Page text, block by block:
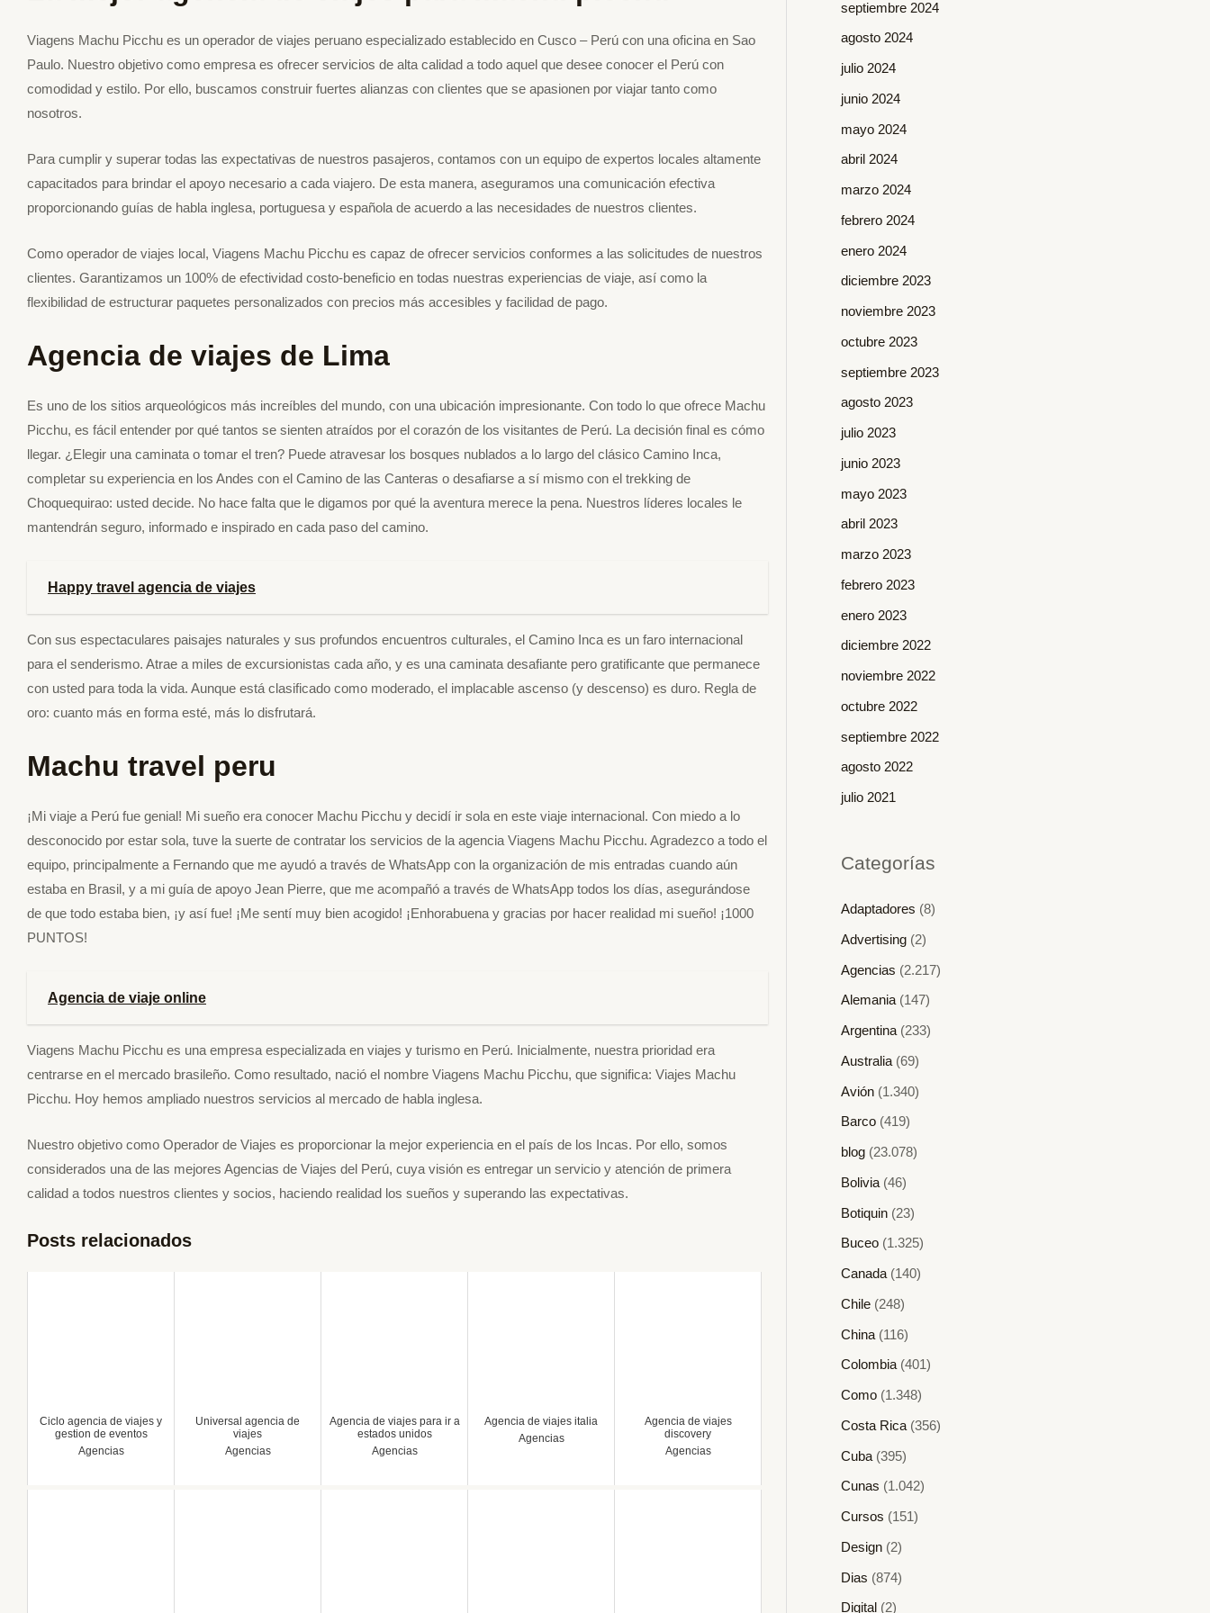
Viagens Machu Picchu es un operador de viajes peruano especializado establecido en Cusco – Perú con una oficina en Sao
Paulo. Nuestro objetivo como empresa es ofrecer servicios de alta calidad a todo aquel que desee conocer el Perú con
comodidad y estilo. Por ello, buscamos construir fuertes alianzas con clientes que se apasionen por viajar tanto como
nosotros.
Para cumplir y superar todas las expectativas de nuestros pasajeros, contamos con un equipo de expertos locales altamente
capacitados para brindar el apoyo necesario a cada viajero. De esta manera, aseguramos una comunicación efectiva
proporcionando guías de habla inglesa, portuguesa y española de acuerdo a las necesidades de nuestros clientes.
Como operador de viajes local, Viagens Machu Picchu es capaz de ofrecer servicios conformes a las solicitudes de nuestros
clientes. Garantizamos un 100% de efectividad costo-beneficio en todas nuestras experiencias de viaje, así como la
flexibilidad de estructurar paquetes personalizados con precios más accesibles y facilidad de pago.
Agencia de viajes de Lima
Es uno de los sitios arqueológicos más increíbles del mundo, con una ubicación impresionante. Con todo lo que ofrece Machu
Picchu, es fácil entender por qué tantos se sienten atraídos por el corazón de los visitantes de Perú. La decisión final es cómo
llegar. ¿Elegir una caminata o tomar el tren? Puede atravesar los bosques nublados a lo largo del clásico Camino Inca,
completar su experiencia en los Andes con el Camino de las Canteras o desafiarse a sí mismo con el trekking de
Choquequirao: usted decide. No hace falta que le digamos por qué la aventura merece la pena. Nuestros líderes locales le
mantendrán seguro, informado e inspirado en cada paso del camino.
Happy travel agencia de viajes
Con sus espectaculares paisajes naturales y sus profundos encuentros culturales, el Camino Inca es un faro internacional
para el senderismo. Atrae a miles de excursionistas cada año, y es una caminata desafiante pero gratificante que permanece
con usted para toda la vida. Aunque está clasificado como moderado, el implacable ascenso (y descenso) es duro. Regla de
oro: cuanto más en forma esté, más lo disfrutará.
Machu travel peru
¡Mi viaje a Perú fue genial! Mi sueño era conocer Machu Picchu y decidí ir sola en este viaje internacional. Con miedo a lo
desconocido por estar sola, tuve la suerte de contratar los servicios de la agencia Viagens Machu Picchu. Agradezco a todo el
equipo, principalmente a Fernando que me ayudó a través de WhatsApp con la organización de mis entradas cuando aún
estaba en Brasil, y a mi guía de apoyo Jean Pierre, que me acompañó a través de WhatsApp todos los días, asegurándose
de que todo estaba bien, ¡y así fue! ¡Me sentí muy bien acogido! ¡Enhorabuena y gracias por hacer realidad mi sueño! ¡1000
PUNTOS!
Agencia de viaje online
Viagens Machu Picchu es una empresa especializada en viajes y turismo en Perú. Inicialmente, nuestra prioridad era
centrarse en el mercado brasileño. Como resultado, nació el nombre Viagens Machu Picchu, que significa: Viajes Machu
Picchu. Hoy hemos ampliado nuestros servicios al mercado de habla inglesa.
Nuestro objetivo como Operador de Viajes es proporcionar la mejor experiencia en el país de los Incas. Por ello, somos
considerados una de las mejores Agencias de Viajes del Perú, cuya visión es entregar un servicio y atención de primera
calidad a todos nuestros clientes y socios, haciendo realidad los sueños y superando las expectativas.
Posts relacionados
Ciclo agencia de viajes y
gestion de eventos
Agencias
Universal agencia de
viajes
Agencias
Agencia de viajes para ir a
estados unidos
Agencias
Agencia de viajes italia
Agencias
Agencia de viajes
discovery
Agencias
septiembre 2024
agosto 2024
julio 2024
junio 2024
mayo 2024
abril 2024
marzo 2024
febrero 2024
enero 2024
diciembre 2023
noviembre 2023
octubre 2023
septiembre 2023
agosto 2023
julio 2023
junio 2023
mayo 2023
abril 2023
marzo 2023
febrero 2023
enero 2023
diciembre 2022
noviembre 2022
octubre 2022
septiembre 2022
agosto 2022
julio 2021
Categorías
Adaptadores (8)
Advertising(2)
Agencias (2.217)
Alemania(147)
Argentina(233)
Australia(69)
Avión(1.340)
Barco(419)
blog(23.078)
Bolivia(46)
Botiquin(23)
Buceo(1.325)
Canada(140)
Chile(248)
China(116)
Colombia(401)
Como(1.348)
Costa Rica(356)
Cuba(395)
Cunas (1.042)
Cursos (151)
Design(2)
Dias (874)
Digital(2)